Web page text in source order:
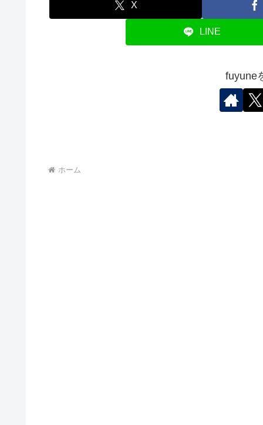
X
LINE
fuyune
ホーム